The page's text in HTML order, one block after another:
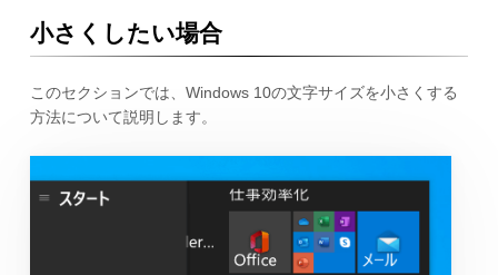
小さくしたい場合
このセクションでは、Windows 10の文字サイズを小さくする
方法について説明します。